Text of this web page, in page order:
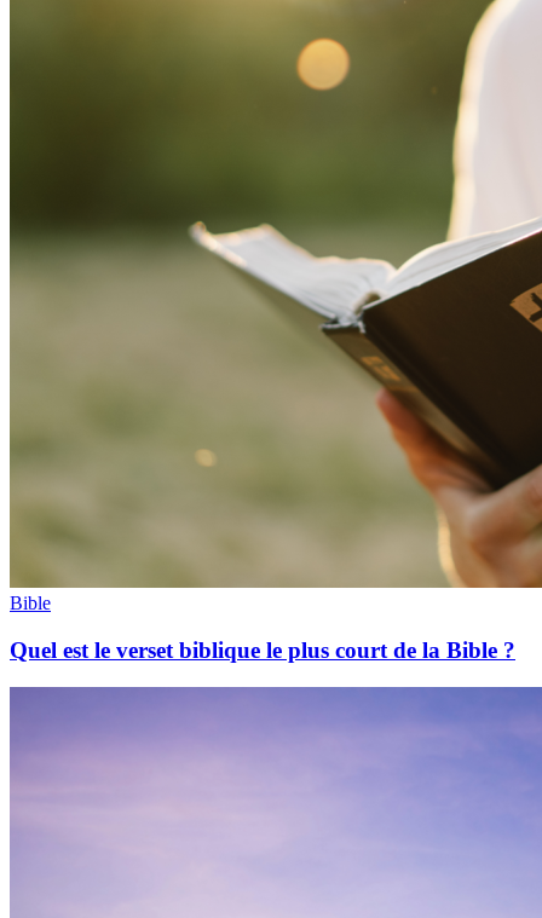
Bible
Quel est le verset biblique le plus court de la Bible ?